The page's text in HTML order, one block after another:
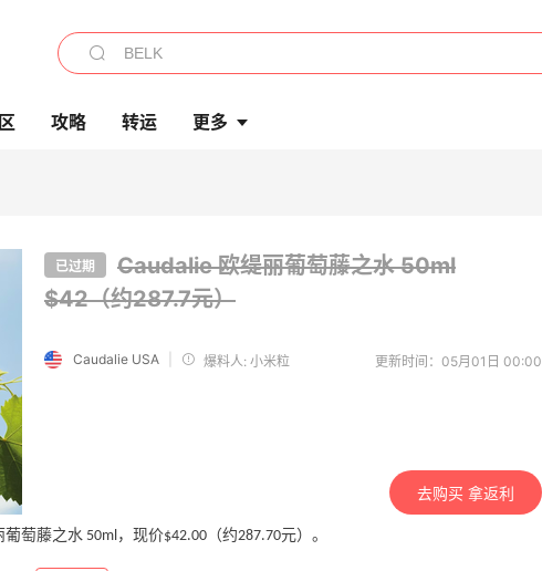
攻略 转运 更多
已过期
Caudalie 欧缇丽葡萄藤之水 50ml
$42（约287.7元）
Caudalie USA 爆料人: 小米粒 更新时间：05月01日 00:00
去购买 拿返利
葡萄藤之水 50ml，现价$42.00（约287.70元）。